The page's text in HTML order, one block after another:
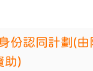
份認同計劃(由
助)